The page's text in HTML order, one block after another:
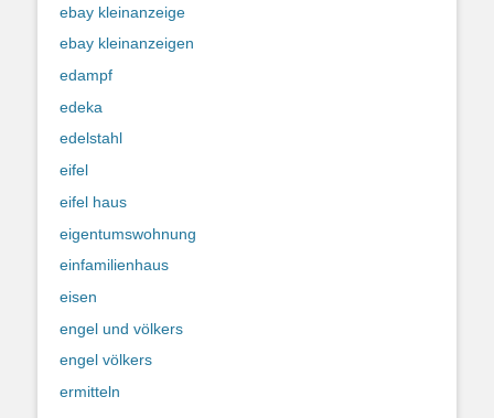
ebay kleinanzeige
ebay kleinanzeigen
edampf
edeka
edelstahl
eifel
eifel haus
eigentumswohnung
einfamilienhaus
eisen
engel und völkers
engel völkers
ermitteln